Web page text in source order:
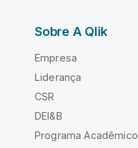
Sobre A Qlik
Empresa
Liderança
CSR
DEI&B
Programa Acadêmico